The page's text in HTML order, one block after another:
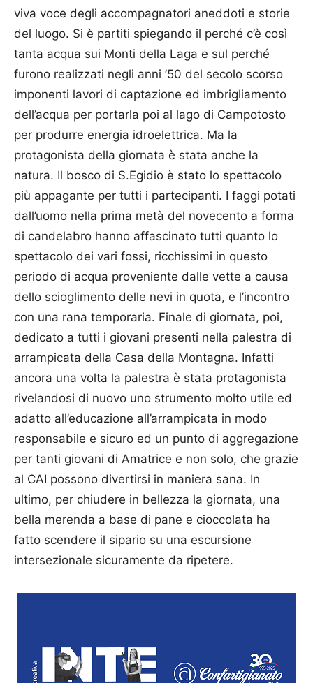
viva voce degli accompagnatori aneddoti e storie
del luogo. Si è partiti spiegando il perché c’è così
tanta acqua sui Monti della Laga e sul perché
furono realizzati negli anni ’50 del secolo scorso
imponenti lavori di captazione ed imbrigliamento
dell’acqua per portarla poi al lago di Campotosto
per produrre energia idroelettrica. Ma la
protagonista della giornata è stata anche la
natura. Il bosco di S.Egidio è stato lo spettacolo
più appagante per tutti i partecipanti. I faggi potati
dall’uomo nella prima metà del novecento a forma
di candelabro hanno affascinato tutti quanto lo
spettacolo dei vari fossi, ricchissimi in questo
periodo di acqua proveniente dalle vette a causa
dello scioglimento delle nevi in quota, e l’incontro
con una rana temporaria. Finale di giornata, poi,
dedicato a tutti i giovani presenti nella palestra di
arrampicata della Casa della Montagna. Infatti
ancora una volta la palestra è stata protagonista
rivelandosi di nuovo uno strumento molto utile ed
adatto all’educazione all’arrampicata in modo
responsabile e sicuro ed un punto di aggregazione
per tanti giovani di Amatrice e non solo, che grazie
al CAI possono divertirsi in maniera sana. In
ultimo, per chiudere in bellezza la giornata, una
bella merenda a base di pane e cioccolata ha
fatto scendere il sipario su una escursione
intersezionale sicuramente da ripetere.